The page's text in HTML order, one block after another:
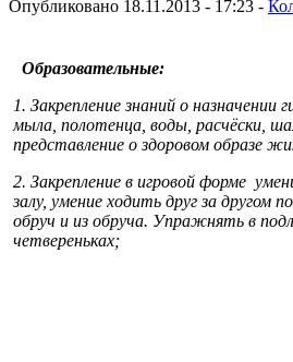
Опубликовано 18.11.2013 - 17:23 -
Образовательные:
1. Закрепление знаний о
мыла, полотенца, воды, расчёски,
представление о здоровом образе
2. Закрепление в игровой форме
залу, умение ходить друг за другом
обруч и из обруча. Упражнять в
четвереньках;